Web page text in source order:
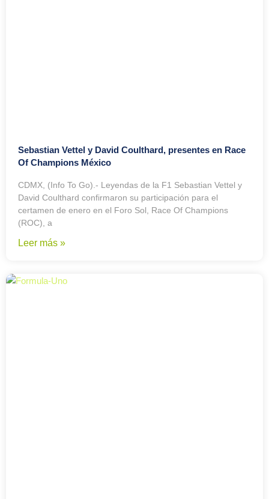
Sebastian Vettel y David Coulthard, presentes en Race
Of Champions México
CDMX, (Info To Go).- Leyendas de la F1 Sebastian Vettel y
David Coulthard confirmaron su participación para el
certamen de enero en el Foro Sol, Race Of Champions
(ROC), a
Leer más »